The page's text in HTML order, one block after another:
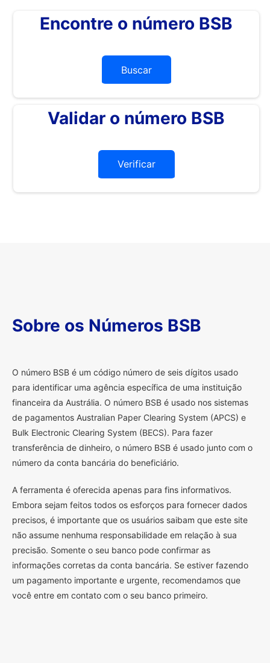
Encontre o número BSB
Buscar
Validar o número BSB
Verificar
Sobre os Números BSB
O número BSB é um código número de seis dígitos usado
para identificar uma agência específica de uma instituição
financeira da Austrália. O número BSB é usado nos sistemas
de pagamentos Australian Paper Clearing System (APCS) e
Bulk Electronic Clearing System (BECS). Para fazer
transferência de dinheiro, o número BSB é usado junto com o
número da conta bancária do beneficiário.
A ferramenta é oferecida apenas para fins informativos.
Embora sejam feitos todos os esforços para fornecer dados
precisos, é importante que os usuários saibam que este site
não assume nenhuma responsabilidade em relação à sua
precisão. Somente o seu banco pode confirmar as
informações corretas da conta bancária. Se estiver fazendo
um pagamento importante e urgente, recomendamos que
você entre em contato com o seu banco primeiro.